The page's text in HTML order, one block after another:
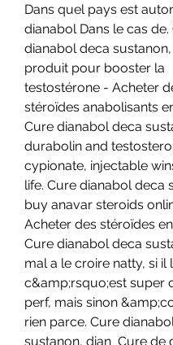
Dans quel pays est
dianabol Dans le cas de.
dianabol deca
produit pour booster la
testostérone - Acheter
stéroïdes anabolisants
Cure dianabol deca
durabolin and
cypionate, injectable
life. Cure dianabol deca
buy anavar steroids
Acheter des stéroïdes
Cure dianabol deca
mal a le croire natty, si il
c&amp;rsquo;est super
perf, mais sinon
rien parce. Cure
sustanon, dian  Cure de